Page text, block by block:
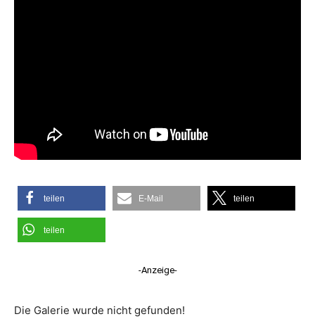
teilen E-Mail teilen
teilen
-Anzeige-
Die Galerie wurde nicht gefunden!